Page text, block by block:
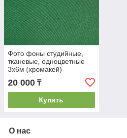
Фото фоны студийные,
тканевые, одноцветные
3х6м (хромакей)
20 000 ₸
Купить
О нас